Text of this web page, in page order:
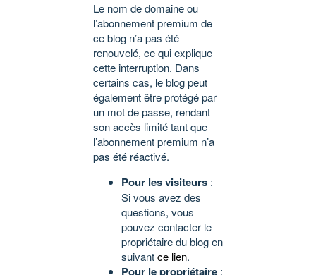
Le nom de domaine ou
l’abonnement premium de
ce blog n’a pas été
renouvelé, ce qui explique
cette interruption. Dans
certains cas, le blog peut
également être protégé par
un mot de passe, rendant
son accès limité tant que
l’abonnement premium n’a
pas été réactivé.
Pour les visiteurs :
Si vous avez des
questions, vous
pouvez contacter le
propriétaire du blog en
suivantce lien.
Pour le propriétaire :